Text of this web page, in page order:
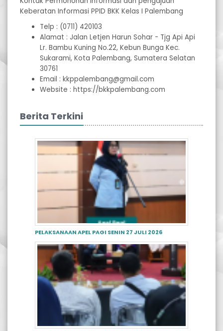
Keberatan Informasi PPID BKK Kelas I Palembang
Telp : (0711) 420103
Alamat : Jalan Letjen Harun Sohar - Tjg Api Api
Lr. Bambu Kuning No.22, Kebun Bunga Kec.
Sukarami, Kota Palembang, Sumatera Selatan
30761
Email : kkppalembang@gmail.com
Website : https://bkkpalembang.com
Berita Terkini
PELAKSANAAN APEL PAGI SENIN 27 JULI 2026